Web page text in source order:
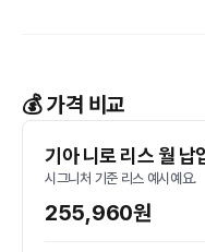
💰 가격 비교
기아 니로 리스 월 납
시그니처 기준 리스 예시예요.
255,960원